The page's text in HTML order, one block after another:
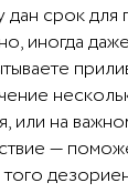
срок
иногда
или на
—